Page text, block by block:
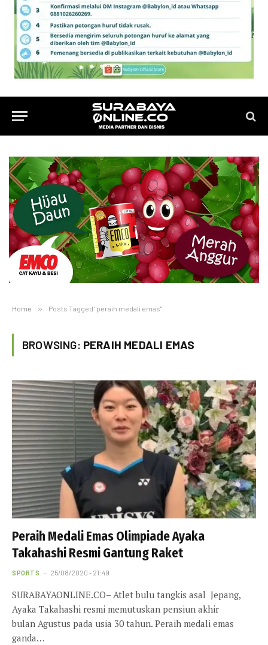
Home » Posts Tagged "peraih medali emas"
BROWSING: PERAIH MEDALI EMAS
Peraih Medali Emas Olimpiade Ayaka
Takahashi Resmi Gantung Raket
SPORTS 25/08/2020 - 21:49
SURABAYAONLINE.CO– Atlet bulu tangkis asal Jepang,
Ayaka Takahashi resmi memutuskan pensiun akhir
bulan Agustus pada usia 30 tahun. Peraih medali emas
ganda…